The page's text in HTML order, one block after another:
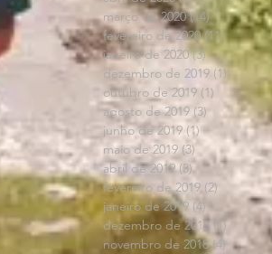
março de 2020 (14)14 posts
fevereiro de 2020 (11) 11 posts
janeiro de 2020 (3)3 posts
dezembro de 2019 (1) 1 post
outubro de 2019 (1) 1 post
agosto de 2019 (3) 3 posts
junho de 2019 (1) 1 post
maio de 2019 (3) 3 posts
abril de 2019 (3)3 posts
fevereiro de 2019 (2) 2 posts
janeiro de 2019 (4) 4 posts
dezembro de 2018 (1) 1 post
novembro de 2018 (4) 4 posts